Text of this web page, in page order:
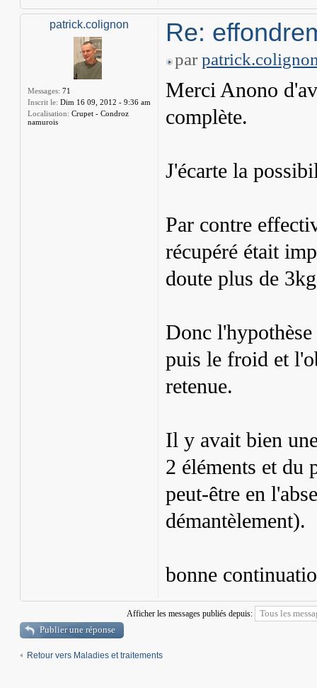
patrick.colignon
Messages: 71
Inscrit le: Dim 16 09, 2012 - 9:36 am
Localisation: Crupet - Condroz
namurois
Re:
par
Merci Anono
complète.
J'écarte la
Par contre
récupéré était
doute plus de
Donc
puis le froid et
retenue.
Il y avait bien
2 éléments et du
peut-être en
démantèlement).
bonne
Afficher les messages publiés depuis:
Publier une réponse
Retour vers Maladies et traitements